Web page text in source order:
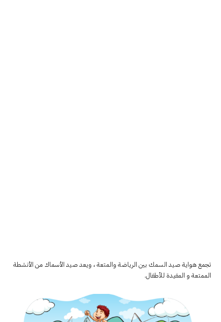
تجمع هواية صيد السمك بين الرياضة والمتعة ، ويعد صيد الأسماك من الأنشطة
الممتعة و المفيدة للأطفال.